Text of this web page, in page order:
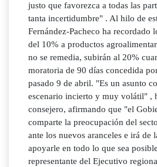
justo que favorezca a todas las
tanta incertidumbre" . Al hilo de
Fernández-Pacheco ha recordado
del 10% a productos
no se remedia, subirán al 20%
moratoria de 90 días concedida
pasado 9 de abril. "Es un asunto
escenario incierto y muy volátil" ,
consejero, afirmando que "el
comparte la preocupación del
ante los nuevos aranceles e irá de
apoyarle en todo lo que sea
representante del Ejecutivo